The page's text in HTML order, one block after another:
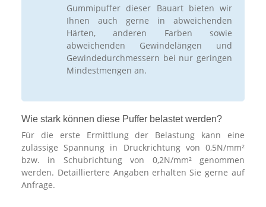
Gummipuffer dieser Bauart bieten wir
Ihnen auch gerne in abweichenden
Härten, anderen Farben sowie
abweichenden Gewindelängen und
Gewindedurchmessern bei nur geringen
Mindestmengen an.
Wie stark können diese Puffer belastet werden?
Für die erste Ermittlung der Belastung kann eine
zulässige Spannung in Druckrichtung von 0,5N/mm²
bzw. in Schubrichtung von 0,2N/mm² genommen
werden. Detailliertere Angaben erhalten Sie gerne auf
Anfrage.